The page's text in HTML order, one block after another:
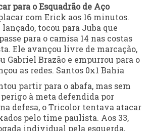
para o Esquadrão de Aço
com Erick aos 16 minutos.
tocou para Juba que
para o camisa 14 nas costas
Ele avançou livre de marcação,
Gabriel Brazão e empurrou para o
as redes. Santos 0x1 Bahia
partir para o abafa, mas sem
à meta defendida por
defesa, o Tricolor tentava atacar
pelo time paulista. Aos 33,
individual pela esquerda,